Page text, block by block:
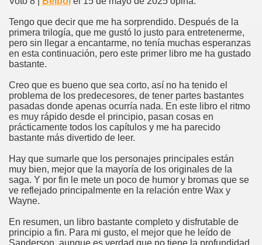
Tengo que decir que me ha sorprendido. Después de la
primera trilogía, que me gustó lo justo para entretenerme,
pero sin llegar a encantarme, no tenía muchas esperanzas
en esta continuación, pero este primer libro me ha gustado
bastante.
Creo que es bueno que sea corto, así no ha tenido el
problema de los predecesores, de tener partes bastantes
pasadas donde apenas ocurría nada. En este libro el ritmo
es muy rápido desde el principio, pasan cosas en
prácticamente todos los capítulos y me ha parecido
bastante más divertido de leer.
Hay que sumarle que los personajes principales están
muy bien, mejor que la mayoría de los originales de la
saga. Y por fin le mete un poco de humor y bromas que se
ve reflejado principalmente en la relación entre Wax y
Wayne.
En resumen, un libro bastante completo y disfrutable de
principio a fin. Para mi gusto, el mejor que he leído de